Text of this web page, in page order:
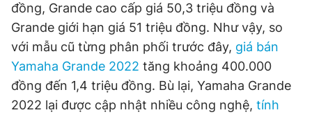
Giấy phép xuất bản số 110/GP - BTTTT cấp ngày 24.3.2020
© 2003-2026 Bản quyền thuộc về Báo Thanh Niên. Cấm sao
chép dưới mọi hình thức nếu không có sự chấp thuận bằng văn
bản. Phát triển bởi ePi Technologies, JSC.
đồng, Grande cao cấp giá 50,3 triệu đồng và
Grande giới hạn giá 51 triệu đồng. Như vậy, so
với mẫu cũ từng phân phối trước đây, giá bán
Yamaha Grande 2022 tăng khoảng 400.000
đồng đến 1,4 triệu đồng. Bù lại, Yamaha Grande
2022 lại được cập nhật nhiều công nghệ, tính